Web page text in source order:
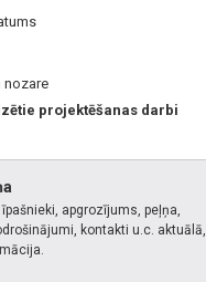
nozare
projektēšanas darbi
apgrozījums, peļņa,
kontakti u.c. aktuālā,